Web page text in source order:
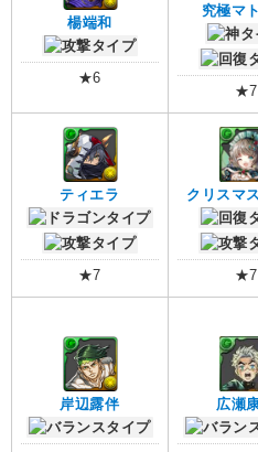
楊端和
★6
究極マ
★7
ティエラ
★7
クリスマ
★7
岸辺露伴 広瀬